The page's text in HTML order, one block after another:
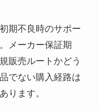
期不良時のサポー
メーカー保証期
販売ルートかどう
でない購入経路は
ります。